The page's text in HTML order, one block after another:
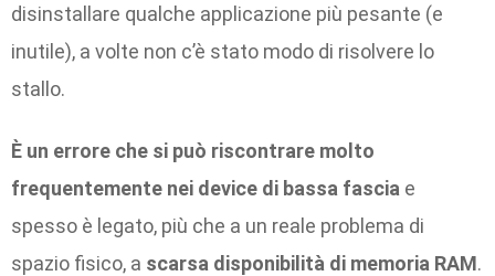
disinstallare qualche applicazione più pesante (e
inutile), a volte non c’è stato modo di risolvere lo
stallo.
È un errore che si può riscontrare molto
frequentemente nei device di bassa fascia e
spesso è legato, più che a un reale problema di
spazio fisico, a scarsa disponibilità di memoria RAM.